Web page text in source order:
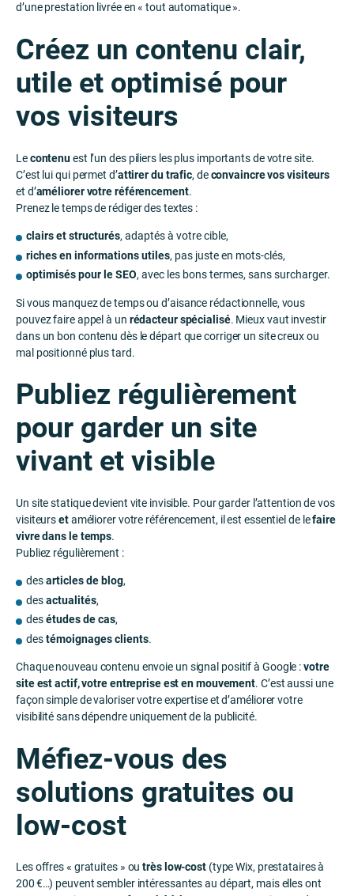
d’une prestation livrée en « tout automatique ».
Créez un contenu clair,
utile et optimisé pour
vos visiteurs
Lecontenuest l’un des piliers les plus importants de votre site.
C’est lui qui permet d’attirer du trafic, deconvaincre vos visiteurs
et d’améliorer votre référencement.
Prenez le temps de rédiger des textes :
clairs et structurés, adaptés à votre cible,
riches en informations utiles, pas juste en mots-clés,
optimisés pour le SEO, avec les bons termes, sans surcharger.
Si vous manquez de temps ou d’aisance rédactionnelle, vous
pouvez faire appel à un rédacteur spécialisé. Mieux vaut investir
dans un bon contenu dès le départ que corriger un site creux ou
mal positionné plus tard.
Publiez régulièrement
pour garder un site
vivant et visible
Un site statique devient vite invisible. Pour garder l’attention de vos
visiteursetaméliorer votre référencement, il est essentiel de lefaire
vivre dans le temps.
Publiez régulièrement :
desarticles de blog,
desactualités,
desétudes de cas,
destémoignages clients.
Chaque nouveau contenu envoie un signal positif à Google :votre
site est actif, votre entreprise est en mouvement. C’est aussi une
façon simple de valoriser votre expertise et d’améliorer votre
visibilité sans dépendre uniquement de la publicité.
Méfiez-vous des
solutions gratuites ou
low-cost
Les offres « gratuites » outrès low-cost(type Wix, prestataires à
200 €…) peuvent sembler intéressantes au départ, mais elles ont